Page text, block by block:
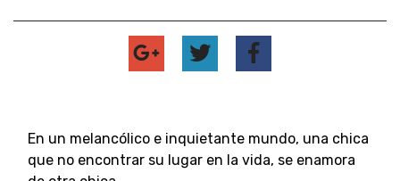
En un melancólico e inquietante mundo, una chica
que no encontrar su lugar en la vida, se enamora